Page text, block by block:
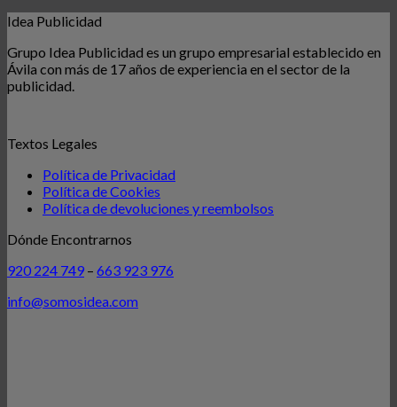
Idea Publicidad
Grupo Idea Publicidad es un grupo empresarial establecido en
Ávila con más de 17 años de experiencia en el sector de la
publicidad.
Textos Legales
Política de Privacidad
Política de Cookies
Política de devoluciones y reembolsos
Dónde Encontrarnos
920 224 749 – 663 923 976
info@somosidea.com